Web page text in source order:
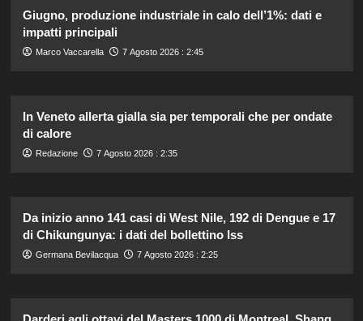
Giugno, produzione industriale in calo dell’1%: dati e
impatti principali
Marco Vaccarella 7 Agosto 2026 : 2:45
In Veneto allerta gialla sia per temporali che per ondate
di calore
Redazione 7 Agosto 2026 : 2:35
Da inizio anno 141 casi di West Nile, 192 di Dengue e 17
di Chikungunya: i dati del bollettino Iss
Germana Bevilacqua 7 Agosto 2026 : 2:25